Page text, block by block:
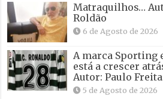
Matraquilhos…
Roldão
6 de Agosto de 2026
A marca Sporting
está a crescer
Autor: Paulo
5 de Agosto de 2026